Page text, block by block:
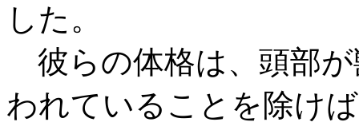
した。
彼らの体格は、頭部
われていることを除け